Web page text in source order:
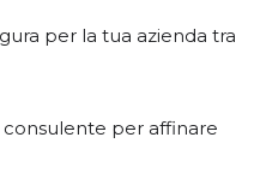
per la tua azienda tra
per affinare